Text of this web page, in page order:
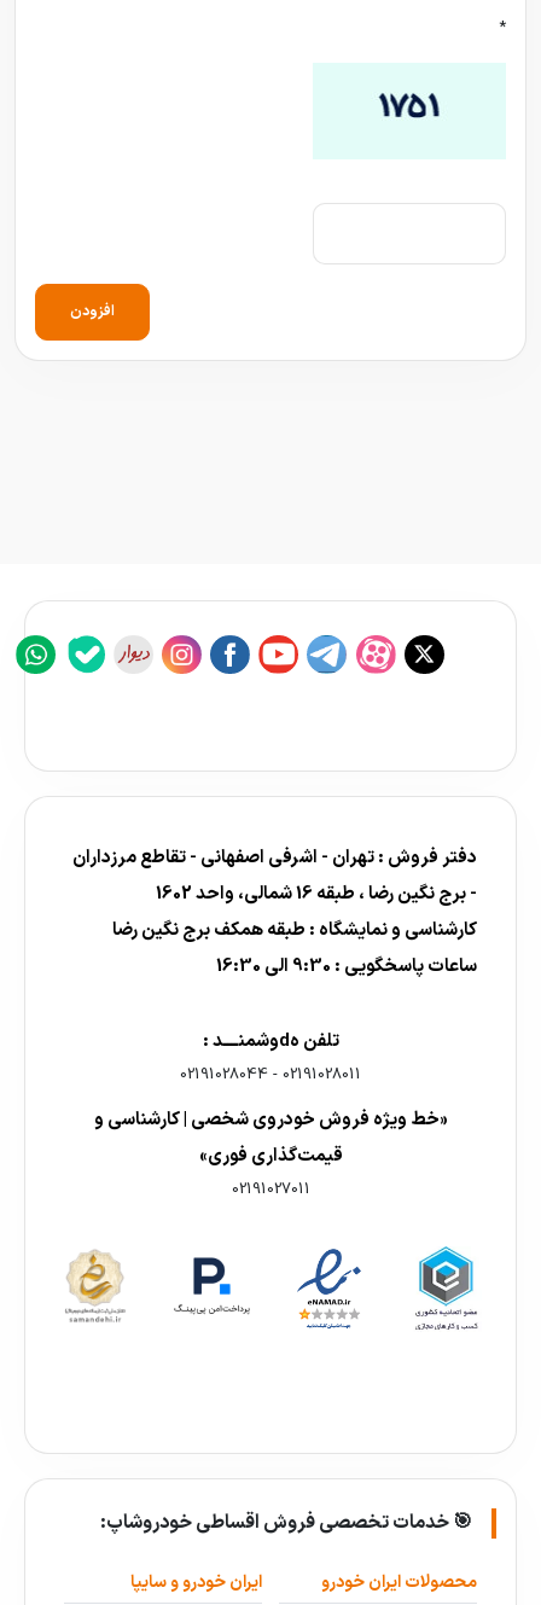
*
افزودن
دفتر فروش : تهران - اشرفی اصفهانی - تقاطع مرزداران
- برج نگین رضا ، طبقه 16 شمالی، واحد 1602
کارشناسی و نمایشگاه : طبقه همکف برج نگین رضا
ساعات پاسخگویی : 9:30 الی 16:30
تلفن هdوشمنــــد :
02191028011
-
02191028044
«خط ویژه فروش خودروی شخصی | کارشناسی و
قیمت‌گذاری فوری»
02191027011
🎯 خدمات تخصصی فروش اقساطی خودروشاپ:
محصولات ایران خودرو ایران خودرو و سایپا